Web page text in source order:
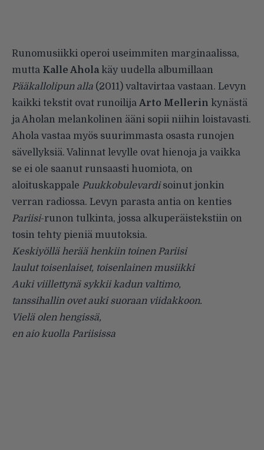
Runomusiikki operoi useimmiten marginaalissa,
mutta Kalle Aholakäy uudella albumillaan
Pääkallolipun alla (2011) valtavirtaa vastaan. Levyn
kaikki tekstit ovat runoilija Arto Mellerin kynästä
ja Aholan melankolinen ääni sopii niihin loistavasti.
Ahola vastaa myös suurimmasta osasta runojen
sävellyksiä. Valinnat levylle ovat hienoja ja vaikka
se ei ole saanut runsaasti huomiota, on
aloituskappale Puukkobulevardisoinut jonkin
verran radiossa. Levyn parasta antia on kenties
Pariisi-runon tulkinta, jossa alkuperäistekstiin on
tosin tehty pieniä muutoksia.
Keskiyöllä herää henkiin toinen Pariisi
laulut toisenlaiset, toisenlainen musiikki
Auki viillettynä sykkii kadun valtimo,
tanssihallin ovet auki suoraan viidakkoon.
Vielä olen hengissä,
en aio kuolla Pariisissa